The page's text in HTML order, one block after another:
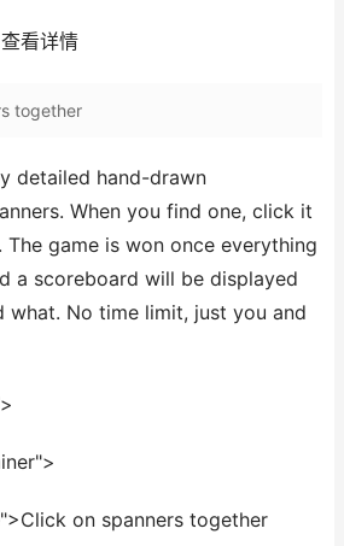
看详情
together
detailed hand-drawn
When you find one, click it
game is won once everything
a scoreboard will be displayed
what. No time limit, just you and
on spanners together